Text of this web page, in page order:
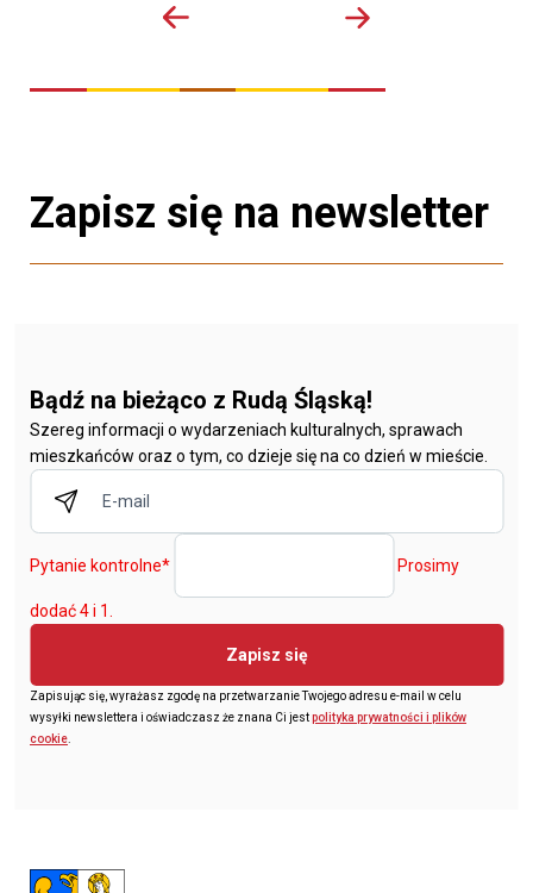
Zapisz się na newsletter
Bądź na bieżąco z Rudą Śląską!
Szereg informacji o wydarzeniach kulturalnych, sprawach
mieszkańców oraz o tym, co dzieje się na co dzień w mieście.
Pytanie kontrolne* Prosimy
dodać 4 i 1.
Zapisz się
Zapisując się, wyrażasz zgodę na przetwarzanie Twojego adresu e-mail w celu
wysyłki newslettera i oświadczasz że znana Ci jestpolityka prywatności i plików
cookie.